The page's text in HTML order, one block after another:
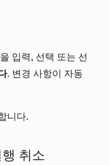
입력, 선택 또는 선
. 변경 사항이 자동
니다.
취소